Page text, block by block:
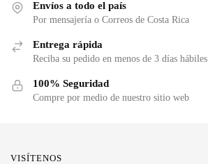
Envíos a todo el país
Por mensajería o Correos de Costa Rica
Entrega rápida
Reciba su pedido en menos de 3 días hábiles
100% Seguridad
Compre por medio de nuestro sitio web
VISÍTENOS